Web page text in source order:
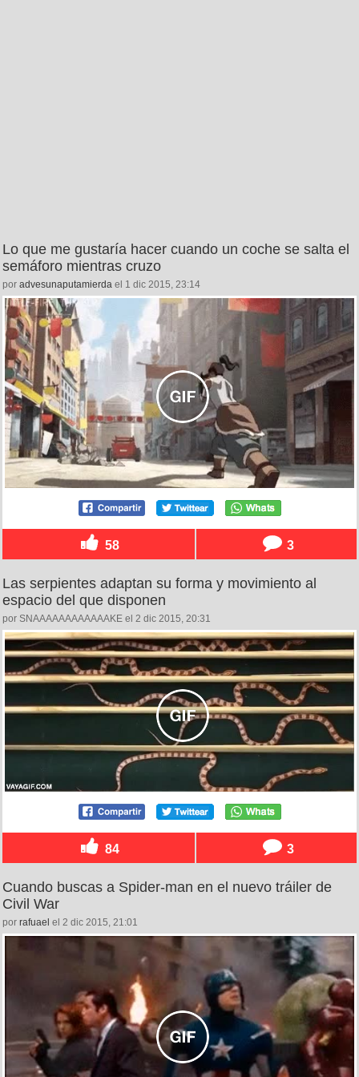
Lo que me gustaría hacer cuando un coche se salta el
semáforo mientras cruzo
por advesunaputamierda el 1 dic 2015, 23:14
58 3
Las serpientes adaptan su forma y movimiento al
espacio del que disponen
por SNAAAAAAAAAAAAKE el 2 dic 2015, 20:31
84 3
Cuando buscas a Spider-man en el nuevo tráiler de
Civil War
por rafuael el 2 dic 2015, 21:01